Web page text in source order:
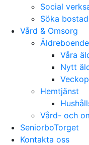
Social
Söka
Vård & Omsorg
Äldreboende
Våra
Nytt
Hemtjänst
Vård- och
SeniorboTorget
Kontakta oss